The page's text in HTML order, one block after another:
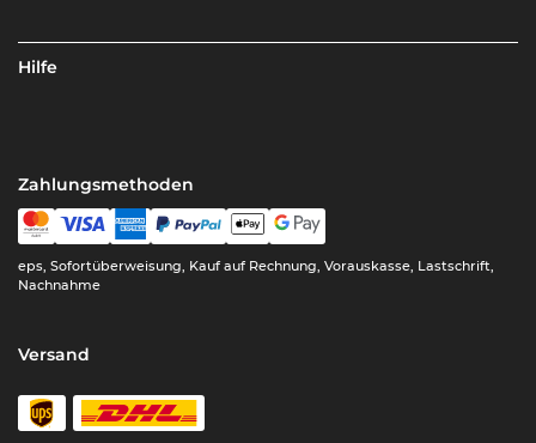
Hilfe
Zahlungsmethoden
eps, Sofortüberweisung, Kauf auf Rechnung, Vorauskasse, Lastschrift,
Nachnahme
Versand